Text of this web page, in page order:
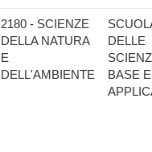
2180 - SCIENZE
DELLA NATURA
E
DELL'AMBIENTE
DELLE
BASE E